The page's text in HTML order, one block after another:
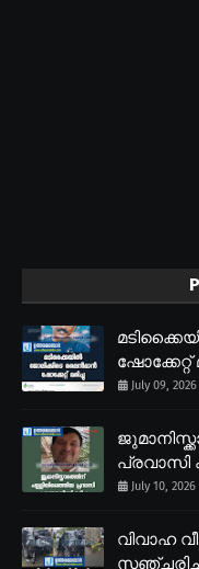
ഷോക്കേറ്റ്
July 09, 2026
പ്രവാസി
July 10, 2026
വിവാഹ